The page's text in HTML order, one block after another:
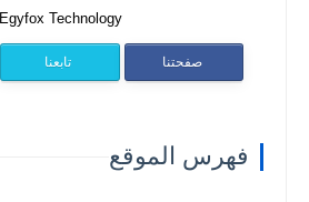
Egyfox Technology
صفحتنا تابعنا
فهرس الموقع